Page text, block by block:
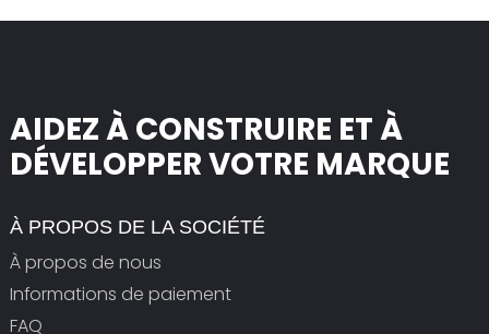
AIDEZ À CONSTRUIRE ET À
DÉVELOPPER VOTRE MARQUE
À PROPOS DE LA SOCIÉTÉ
À propos de nous
Informations de paiement
FAQ